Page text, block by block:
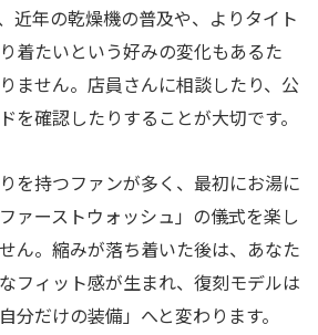
近年の乾燥機の普及や、よりタイト
着たいという好みの変化もあるた
ません。店員さんに相談したり、公
を確認したりすることが大切です。
を持つファンが多く、最初にお湯に
ァーストウォッシュ」の儀式を楽し
ん。縮みが落ち着いた後は、あなた
フィット感が生まれ、復刻モデルは
分だけの装備」へと変わります。